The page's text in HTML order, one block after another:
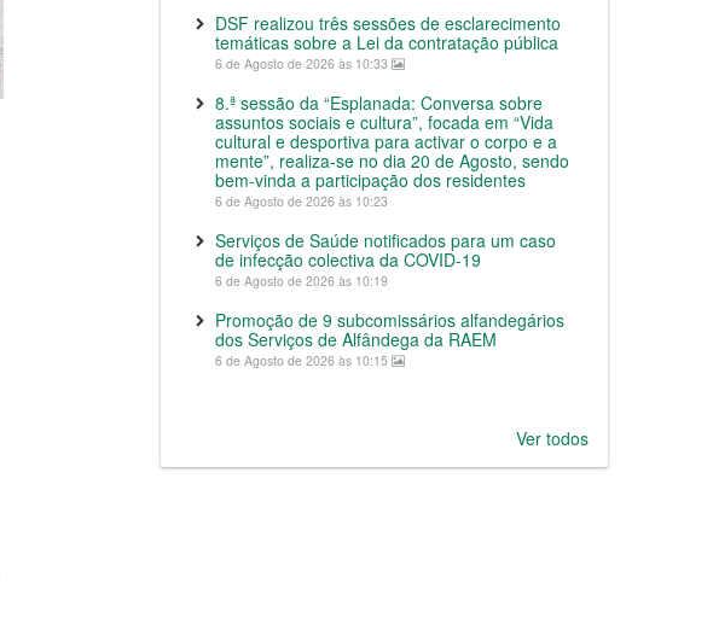
DSF realizou três sessões de esclarecimento
temáticas sobre a Lei da contratação pública
6 de Agosto de 2026 às 10:33
8.ª sessão da “Esplanada: Conversa sobre
assuntos sociais e cultura”, focada em “Vida
cultural e desportiva para activar o corpo e a
mente”, realiza-se no dia 20 de Agosto, sendo
bem-vinda a participação dos residentes
6 de Agosto de 2026 às 10:23
Serviços de Saúde notificados para um caso
de infecção colectiva da COVID-19
6 de Agosto de 2026 às 10:19
Promoção de 9 subcomissários alfandegários
dos Serviços de Alfândega da RAEM
6 de Agosto de 2026 às 10:15
Ver todos